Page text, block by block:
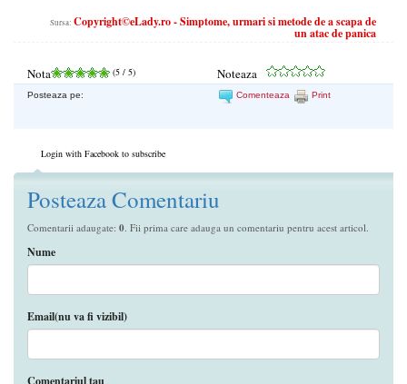
Sursa: Copyright©eLady.ro - Simptome, urmari si metode de a scapa de
un atac de panica
Nota (5 / 5) Noteaza
Posteaza pe: Comenteaza Print
Login with Facebook to subscribe
Posteaza Comentariu
Comentarii adaugate: 0. Fii prima care adauga un comentariu pentru acest articol.
Nume
Email(nu va fi vizibil)
Comentariul tau